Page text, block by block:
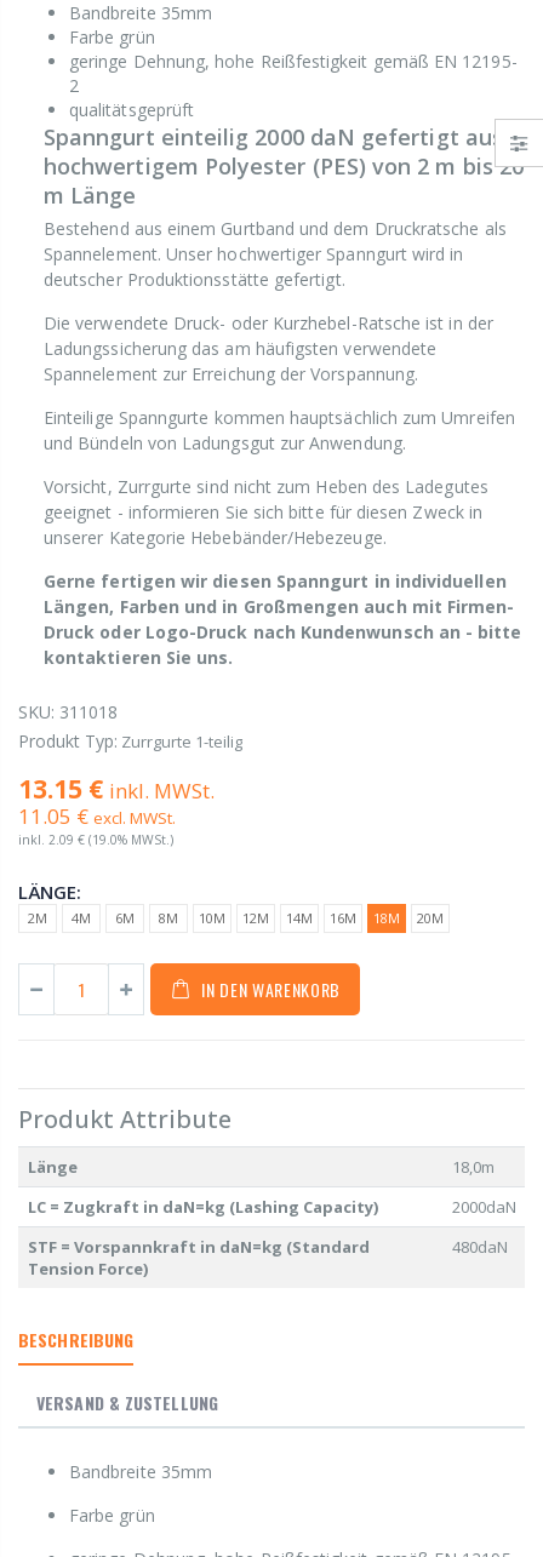
Bandbreite 35mm
Farbe grün
geringe Dehnung, hohe Reißfestigkeit gemäß EN 12195-
2
qualitätsgeprüft
Spanngurt einteilig 2000 daN gefertigt aus
hochwertigem Polyester (PES) von 2 m bis 20
m Länge
Bestehend aus einem Gurtband und dem Druckratsche als
Spannelement. Unser hochwertiger Spanngurt wird in
deutscher Produktionsstätte gefertigt.
Die verwendete Druck- oder Kurzhebel-Ratsche ist in der
Ladungssicherung das am häufigsten verwendete
Spannelement zur Erreichung der Vorspannung.
Einteilige Spanngurte kommen hauptsächlich zum Umreifen
und Bündeln von Ladungsgut zur Anwendung.
Vorsicht, Zurrgurte sind nicht zum Heben des Ladegutes
geeignet - informieren Sie sich bitte für diesen Zweck in
unserer Kategorie Hebebänder/Hebezeuge.
Gerne fertigen wir diesen Spanngurt in individuellen
Längen, Farben und in Großmengen auch mit Firmen-
Druck oder Logo-Druck nach Kundenwunsch an - bitte
kontaktieren Sie uns.
SKU: 311018
Produkt Typ: Zurrgurte 1-teilig
13.15 € inkl. MWSt.
11.05 € excl. MWSt.
inkl. 2.09 € (19.0% MWSt.)
LÄNGE:
2M 4M 6M 8M 10M 12M 14M 16M 18M 20M
IN DEN WARENKORB
Produkt Attribute
Länge
18,0m
LC = Zugkraft in daN=kg (Lashing Capacity)
2000daN
STF = Vorspannkraft in daN=kg (Standard
Tension Force)
480daN
BESCHREIBUNG
VERSAND & ZUSTELLUNG
Bandbreite 35mm
Farbe grün